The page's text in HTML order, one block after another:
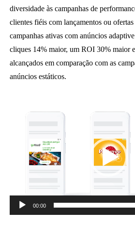
diversidade às campanhas de
clientes fiéis com lançamentos ou
campanhas ativas com anúncios
cliques 14% maior, um ROI 30% maior
alcançados em comparação com as
anúncios estáticos.
00:00